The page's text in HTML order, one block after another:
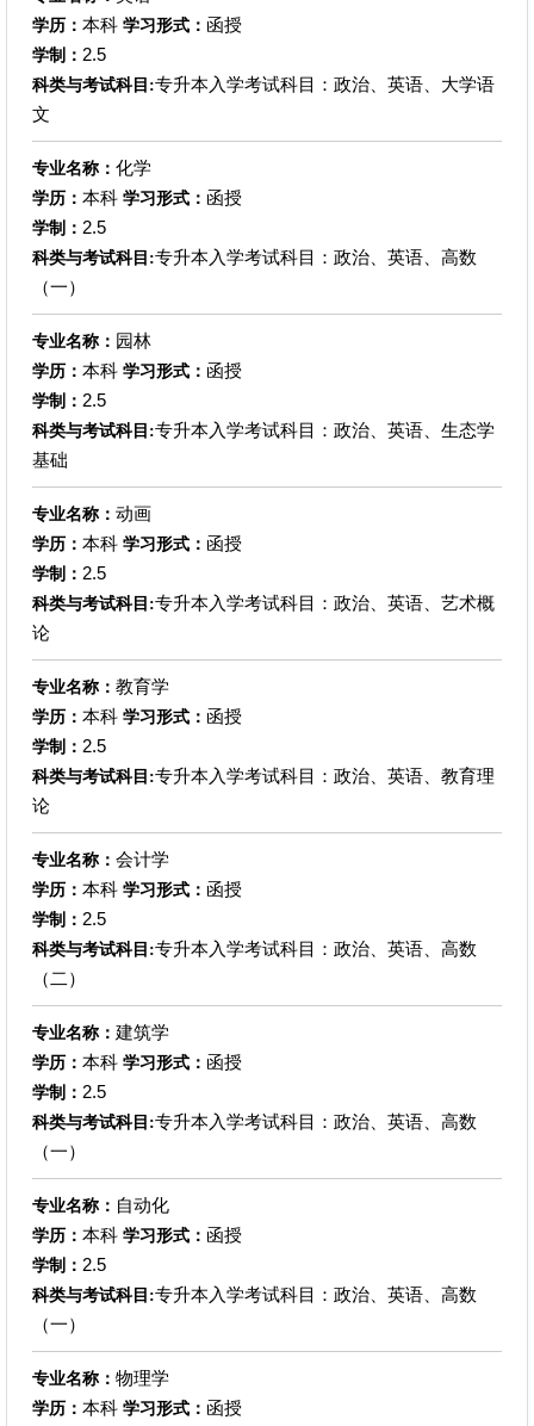
学历： 本科 学习形式： 函授
学制： 2.5
科类与考试科目:专升本入学考试科目：政治、英语、大学语
文
专业名称： 化学
学历： 本科 学习形式： 函授
学制： 2.5
科类与考试科目:专升本入学考试科目：政治、英语、高数
（一）
专业名称： 园林
学历： 本科 学习形式： 函授
学制： 2.5
科类与考试科目:专升本入学考试科目：政治、英语、生态学
基础
专业名称： 动画
学历： 本科 学习形式： 函授
学制： 2.5
科类与考试科目:专升本入学考试科目：政治、英语、艺术概
论
专业名称： 教育学
学历： 本科 学习形式： 函授
学制： 2.5
科类与考试科目:专升本入学考试科目：政治、英语、教育理
论
专业名称： 会计学
学历： 本科 学习形式： 函授
学制： 2.5
科类与考试科目:专升本入学考试科目：政治、英语、高数
（二）
专业名称： 建筑学
学历： 本科 学习形式： 函授
学制： 2.5
科类与考试科目:专升本入学考试科目：政治、英语、高数
（一）
专业名称： 自动化
学历： 本科 学习形式： 函授
学制： 2.5
科类与考试科目:专升本入学考试科目：政治、英语、高数
（一）
专业名称： 物理学
学历： 本科 学习形式： 函授